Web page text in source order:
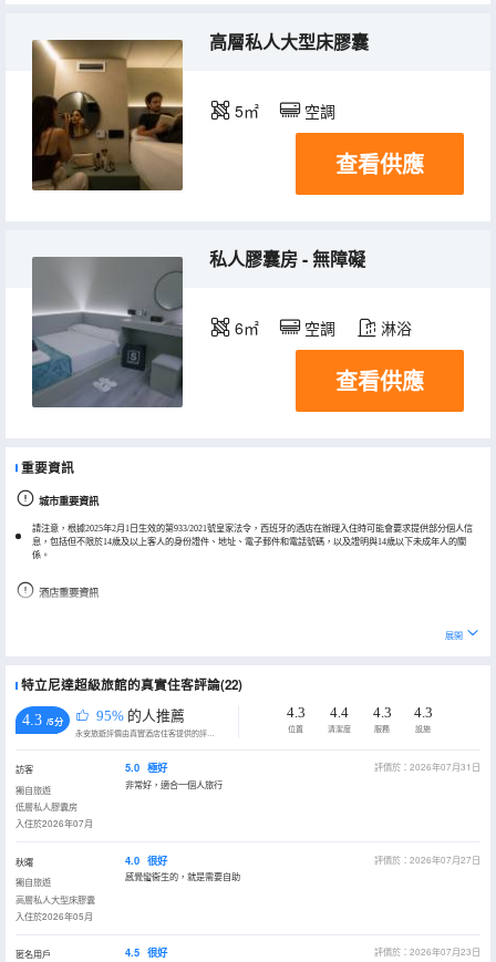
高層私人大型床膠囊
5㎡ 空調
查看供應
私人膠囊房 - 無障礙
6㎡ 空調 淋浴
查看供應
重要資訊
城市重要資訊
請注意，根據2025年2月1日生效的第933/2021號皇家法令，西班牙的酒店在辦理入住時可能會要求提供部分個人信
息，包括但不限於14歲及以上客人的身份證件、地址、電子郵件和電話號碼，以及證明與14歲以下未成年人的關
係。
酒店重要資訊
展開
特立尼達超級旅館的真實住客評論(22)
4.3 /5分 95% 的人推薦
永安旅遊評價由真實酒店住客提供的評價。
4.3
位置
4.4
清潔度
4.3
服務
4.3
設施
訪客
獨自旅遊
低層私人膠囊房
入住於2026年07月
5.0 極好
評價於：2026年07月31日
非常好，適合一個人旅行
秋曙
獨自旅遊
高層私人大型床膠囊
入住於2026年05月
4.0 很好
評價於：2026年07月27日
感覺蠻衞生的，就是需要自助
匿名用戶
4.5 很好
評價於：2026年07月23日